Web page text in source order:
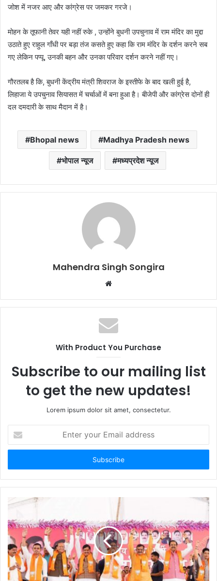
जोश में नजर आए और कांग्रेस पर जमकर गरजे।
मोहन के तूफानी तेवर यही नहीं रुके , उन्होंने बुधनी उपचुनाव में राम मंदिर का मुद्दा
उठाते हुए राहुल गाँधी पर बड़ा तंज कसते हुए कहा कि राम मंदिर के दर्शन करने सब
गए लेकिन पप्पू, उनकी बहन और उनका परिवार दर्शन करने नहीं गए।
गौरतलब है कि, बुधनी केंद्रीय मंत्री शिवराज के इस्तीफे के बाद खली हुई है,
लिहाजा ये उपचुनाव सियासत में चर्चाओं में बना हुआ है। बीजेपी और कांग्रेस दोनों ही
दल दमदारी के साथ मैदान में है।
Bhopal news Madhya Pradesh news
भोपाल न्यूज मध्यप्रदेश न्यूज
Mahendra Singh Songira
Website
With Product You Purchase
Subscribe to our mailing list
to get the new updates!
Lorem ipsum dolor sit amet, consectetur.
your
Email